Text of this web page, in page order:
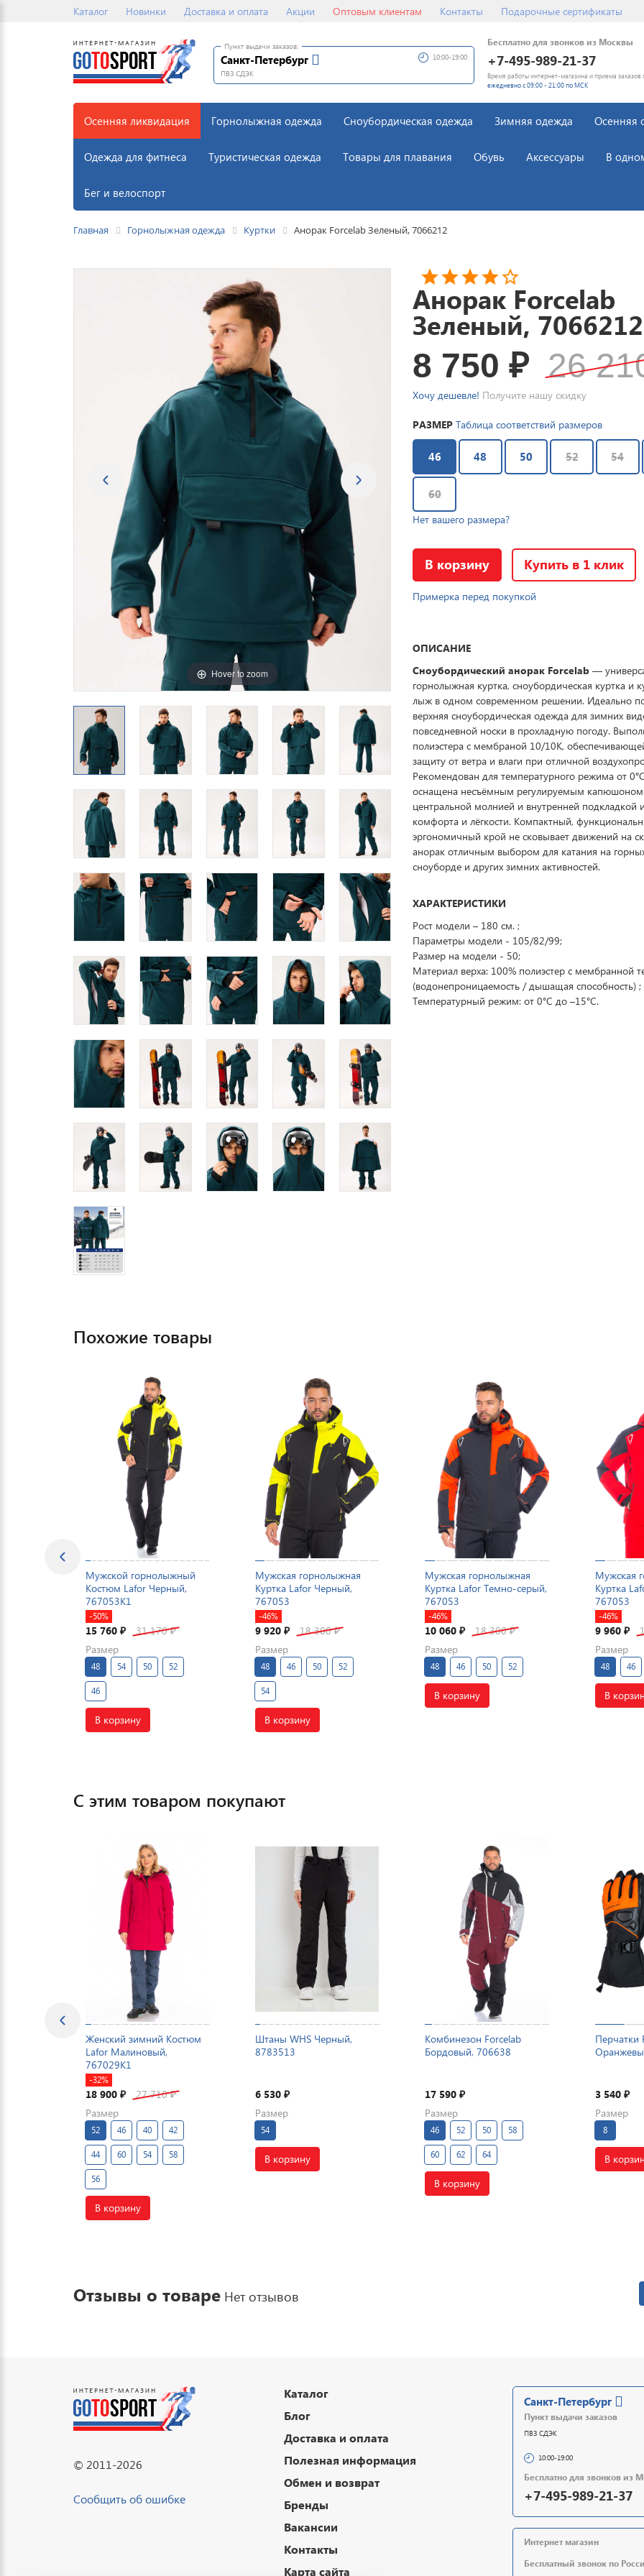
Каталог Новинки Доставка и оплата Акции Оптовым клиентам Контакты Подарочные сертификаты
Пункт выдачи заказов:
Санкт-Петербург
ПВЗ СДЭК
10:00-19:00
Бесплатно для звонков из Москвы
+7-495-989-21-37
Время работы интернет-магазина и приема заказов
ежедневно с 09:00 - 21:00 по МСК
Осенняя ликвидация Горнолыжная одежда Сноубордическая одежда Зимняя одежда Осенняя
Одежда для фитнеса Туристическая одежда Товары для плавания Обувь Аксессуары В
Бег и велоспорт
Главная Горнолыжная одежда Куртки Анорак Forcelab Зеленый, 7066212
Hover to zoom
Анорак Forcelab
Зеленый, 7066212
8 750₽ 26
Хочу дешевле! Получите нашу скидку
РАЗМЕР Таблица соответствий размеров
46 48 50 52 54
60
Нет вашего размера?
В корзину Купить в 1 клик
Примерка перед покупкой
ОПИСАНИЕ
Сноубордический анорак Forcelab—
горнолыжная куртка, сноубордическая куртка и
лыж в одном современном решении. Идеально
верхняя сноубордическая одежда для зимних
повседневной носки в прохладную погоду.
полиэстера с мембраной 10/10K,
защиту от ветра и влаги при отличной
Рекомендован для температурного режима от
оснащена несъёмным регулируемым капюшоном
центральной молнией и внутренней подкладкой
комфорта и лёгкости. Компактный,
эргономичный крой не сковывает движений на
анорак отличным выбором для катания на
сноуборде и других зимних активностей.
ХАРАКТЕРИСТИКИ
Рост модели – 180 см. ;
Параметры модели - 105/82/99;
Размер на модели - 50;
Материал верха: 100% полиэстер с мембранной
(водонепроницаемость / дышащая способность) ;
Температурный режим: от 0°C до –15°C.
Похожие товары
Мужской горнолыжный
Костюм Lafor Черный,
767053K1
-50%
15 760 ₽ 31 170₽
Размер
48 54 50 52
46
В корзину
Мужская горнолыжная
Куртка Lafor Черный,
767053
-46%
9 920₽ 18 300₽
Размер
48 46 50 52
54
В корзину
Мужская горнолыжная
Куртка Lafor Темно-серый,
767053
-46%
10 060₽ 18 300₽
Размер
48 46 50 52
В корзину
Мужская
Куртка
767053
-46%
9 960 ₽
Размер
48 46
В
С этим товаром покупают
Женский зимний Костюм
Lafor Малиновый,
767029K1
-32%
18 900 ₽ 27 710₽
Размер
52 46 40 42
44 60 54 58
56
В корзину
Штаны WHS Черный,
8783513
6 530₽
Размер
54
В корзину
Комбинезон Forcelab
Бордовый, 706638
17 590₽
Размер
46 52 50 58
60 62 64
В корзину
Перчатки
3 540 ₽
Размер
8
В
Отзывы о товаре Нет отзывов
© 2011-2026
Сообщить об ошибке
Каталог
Блог
Доставка и оплата
Полезная информация
Обмен и возврат
Бренды
Вакансии
Контакты
Карта сайта
Санкт-Петербург
Пункт выдачи заказов
ПВЗ СДЭК
10:00-19:00
Бесплатно для звонков из
+7-495-989-21-37
Интернет магазин
Бесплатный звонок по